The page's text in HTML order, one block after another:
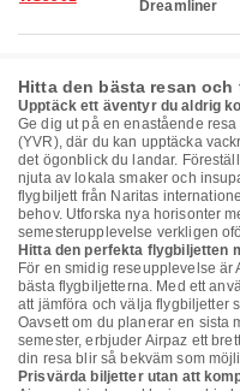
Dreamliner
Hitta den bästa resan
Upptäck ett äventyr du aldrig
Ge dig ut på en enastående
(YVR), där du kan upptäcka
det ögonblick du landar.
njuta av lokala smaker och
flygbiljett från Naritas
behov. Utforska nya horisonter
semesterupplevelse verkligen
Hitta den perfekta flygbiljetten
För en smidig reseupplevelse är
bästa flygbiljetterna. Med ett
att jämföra och välja flygbiljetter
Oavsett om du planerar en sista
semester, erbjuder Airpaz ett
din resa blir så bekväm som
Prisvärda biljetter utan att